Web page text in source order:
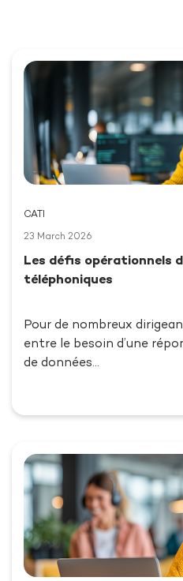
CATI
23 March 2026
Les défis opérationnels
téléphoniques
Pour de nombreux
entre le besoin d’une
de données…